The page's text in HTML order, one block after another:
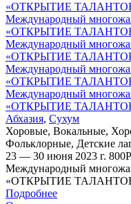
Международный
«ОТКРЫТИЕ
Международный
«ОТКРЫТИЕ
Международный
«ОТКРЫТИЕ
Международный
«ОТКРЫТИЕ
Абхазия, Сухум
Хоровые, Вокальные,
Фольклорные, Детские
23 — 30 июня 2023 г. 800Р
Международный
«ОТКРЫТИЕ
Подробнее